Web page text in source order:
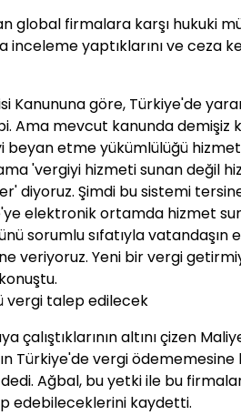
global firmalara karşı hukuki
inceleme yaptıklarını ve ceza
Kanununa göre, Türkiye'de
Ama mevcut kanunda demişiz
beyan etme yükümlülüğü
'vergiyi hizmeti sunan değil
diyoruz. Şimdi bu sistemi
elektronik ortamda hizmet
sorumlu sıfatıyla vatandaşın
veriyoruz. Yeni bir vergi
vergi talep edilecek
altını çizen
Türkiye'de vergi ödememesine
Ağbal, bu yetki ile bu
edebileceklerini kaydetti.